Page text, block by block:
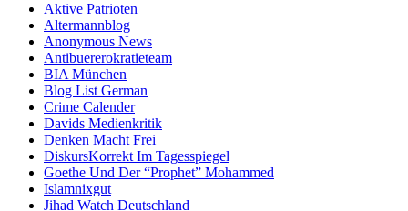
Aktive Patrioten
Altermannblog
Anonymous News
Antibuererokratieteam
BIA München
Blog List German
Crime Calender
Davids Medienkritik
Denken Macht Frei
DiskursKorrekt Im Tagesspiegel
Goethe Und Der “Prophet” Mohammed
Islamnixgut
Jihad Watch Deutschland